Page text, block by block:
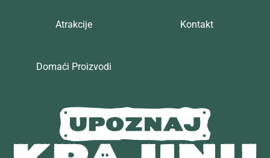
Atrakcije
Domaći Proizvodi
Kontakt